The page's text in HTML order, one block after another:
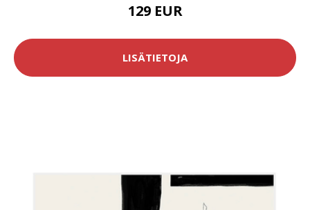
129 EUR
LISÄTIETOJA